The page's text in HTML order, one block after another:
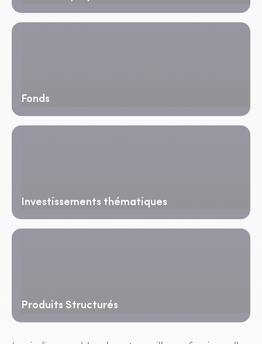
Fonds
Investissements thématiques
Produits Structurés